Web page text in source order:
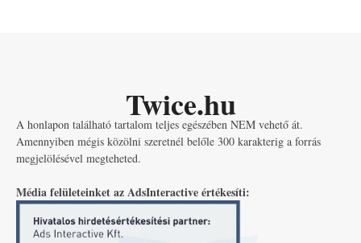
Twice.hu
A honlapon található tartalom teljes egészében NEM vehető át.
Amennyiben mégis közölni szeretnél belőle 300 karakterig a forrás
megjelölésével megteheted.
Média felületeinket az AdsInteractive értékesíti: